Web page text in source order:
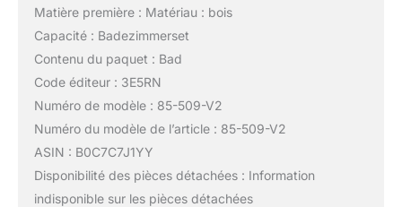
Matière première : Matériau : bois
Capacité : Badezimmerset
Contenu du paquet : Bad
Code éditeur : 3E5RN
Numéro de modèle : 85-509-V2
Numéro du modèle de l’article : 85-509-V2
ASIN : B0C7C7J1YY
Disponibilité des pièces détachées : Information
indisponible sur les pièces détachées